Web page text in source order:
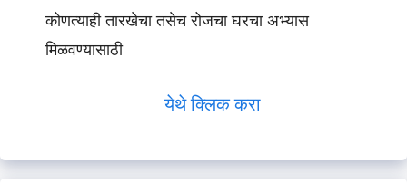
कोणत्याही तारखेचा तसेच रोजचा घरचा अभ्यास
मिळवण्यासाठी
येथे क्लिक करा